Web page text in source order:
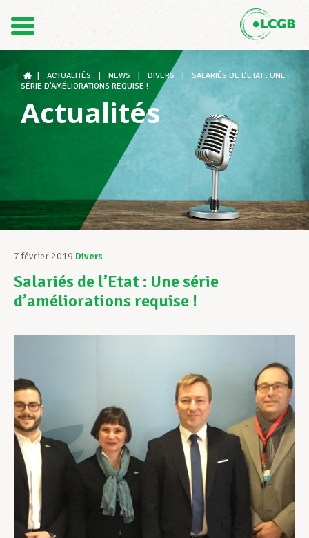
DE
Le LCGB
Structures syndicales
Assistance au Travail
Vos droits
Développement professionnel
Devenir Membre
Actualités
ACTUALITÉS NEWS DIVERS
SALARIÉS DE L’ETAT : UNE
SÉRIE D’AMÉLIORATIONS REQUISE !
Actualités
7 février 2019 Divers
Salariés de l’Etat : Une série
d’améliorations requise !